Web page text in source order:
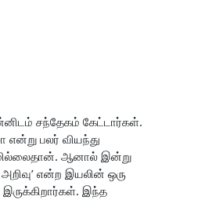
சந்தேகம் கேட்டார்கள்.
பலர் வியந்து
ஆனால் இன்று
என்ற இயலின் ஒரு
இந்த